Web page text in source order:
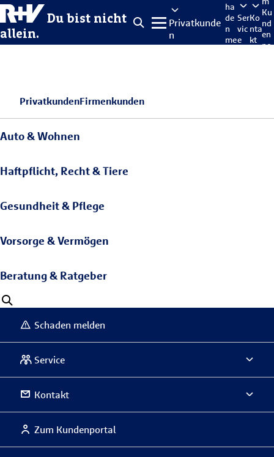
Du bist nicht
allein.
Privatkunde
n
ha
de
n
me
Ser
vic
e
Ko
nta
kt
Ku
nd
en
po
PrivatkundenFirmenkunden
Auto & Wohnen
Haftpflicht, Recht & Tiere
Gesundheit & Pflege
Vorsorge & Vermögen
Beratung & Ratgeber
Schaden melden
Service
Kontakt
Zum Kundenportal